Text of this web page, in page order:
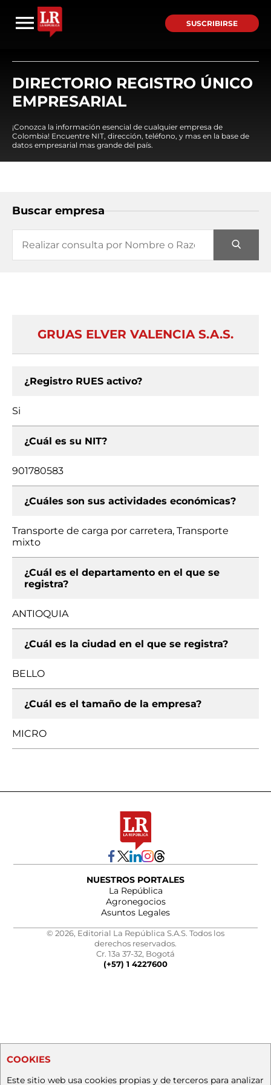
SUSCRIBIRSE
DIRECTORIO REGISTRO ÚNICO
EMPRESARIAL
¡Conozca la información esencial de cualquier empresa de
Colombia! Encuentre NIT, dirección, teléfono, y mas en la base de
datos empresarial mas grande del país.
Buscar empresa
GRUAS ELVER VALENCIA S.A.S.
¿Registro RUES activo?
Si
¿Cuál es su NIT?
901780583
¿Cuáles son sus actividades económicas?
Transporte de carga por carretera, Transporte
mixto
¿Cuál es el departamento en el que se
registra?
ANTIOQUIA
¿Cuál es la ciudad en el que se registra?
BELLO
¿Cuál es el tamaño de la empresa?
MICRO
NUESTROS PORTALES
La República
Agronegocios
Asuntos Legales
© 2026, Editorial La República S.A.S. Todos los
derechos reservados.
Cr. 13a 37-32, Bogotá
(+57) 1 4227600
COOKIES
Este sitio web usa cookies propias y de terceros para analizar